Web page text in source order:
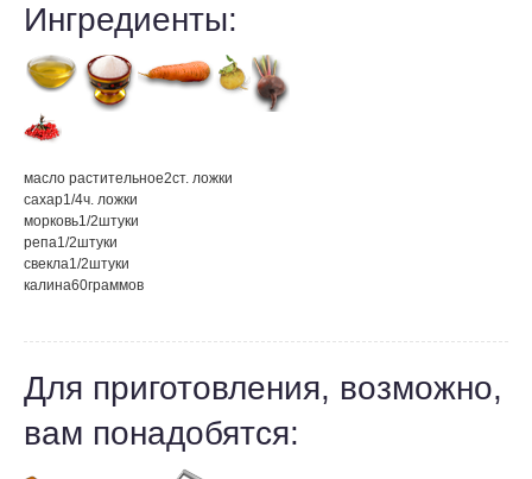
Ингредиенты:
масло растительное2ст. ложки
сахар1/4ч. ложки
морковь1/2штуки
репа1/2штуки
свекла1/2штуки
калина60граммов
Для приготовления, возможно,
вам понадобятся: